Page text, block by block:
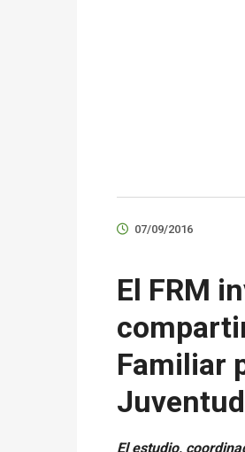
07/09/2016
El FRM
Familiar
El estudio,